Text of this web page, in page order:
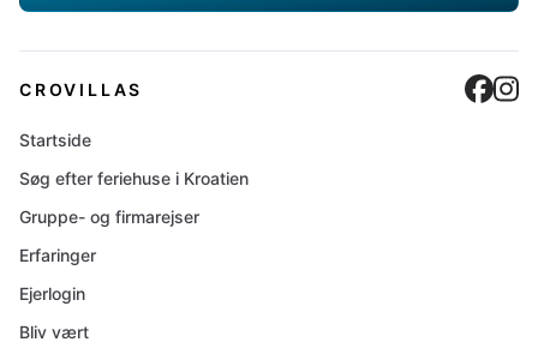
CROVILLAS
Startside
Søg efter feriehuse i Kroatien
Gruppe- og firmarejser
Erfaringer
Ejerlogin
Bliv vært